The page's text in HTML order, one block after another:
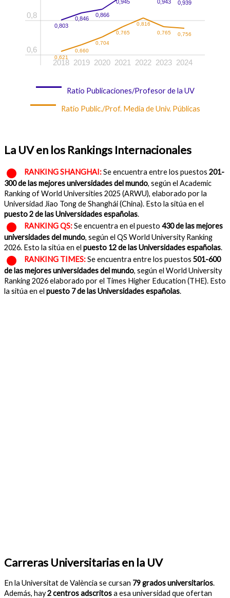
0,6
0,8
2018 2019 2020 2021 2022 2023 2024
0,621
0,660
0,704
0,765
0,816
0,765
0,756
0,803
0,846
0,866
0,945 0,943 0,939
Ratio Publicaciones/Profesor de la UV
Ratio Public./Prof. Media de Univ. Públicas
La UV en los Rankings Internacionales
RANKING SHANGHAI:Se encuentra entre los puestos 201-
300 de las mejores universidades del mundo, según el Academic
Ranking of World Universities 2025 (ARWU), elaborado por la
Universidad Jiao Tong de Shanghái (China). Esto la sitúa en el
puesto 2 de las Universidades españolas.
RANKING QS:Se encuentra en el puesto 430 de las mejores
universidades del mundo, según el QS World University Ranking
2026. Esto la sitúa en el puesto 12 de las Universidades españolas.
RANKING TIMES:Se encuentra entre los puestos 501-600
de las mejores universidades del mundo, según el World University
Ranking 2026 elaborado por el Times Higher Education (THE). Esto
la sitúa en el puesto 7 de las Universidades españolas.
Carreras Universitarias en la UV
En la Universitat de València se cursan 79 grados universitarios.
Además, hay2 centros adscritosa esa universidad que ofertan